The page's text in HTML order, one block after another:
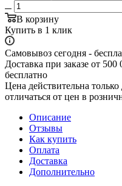
В корзину
Купить в 1 клик
Самовывоз сегодня -
Доставка при заказе от
бесплатно
Цена действительна
отличаться от цен в
Описание
Отзывы
Как купить
Оплата
Доставка
Дополнительно